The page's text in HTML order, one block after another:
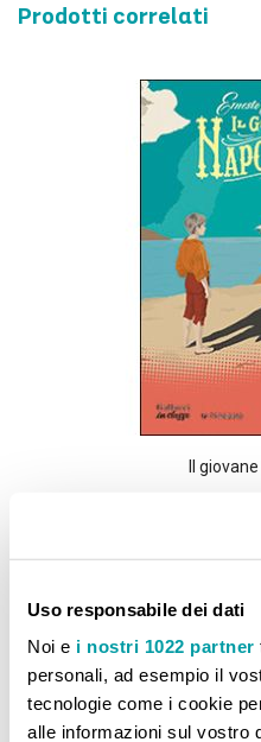
Uso responsabile dei dati
Noi e i nostri 1022 partner
personali, ad esempio il
tecnologie come i cookie
alle informazioni sul vostro
Prodotti correlati
Il
Aggiungi alla